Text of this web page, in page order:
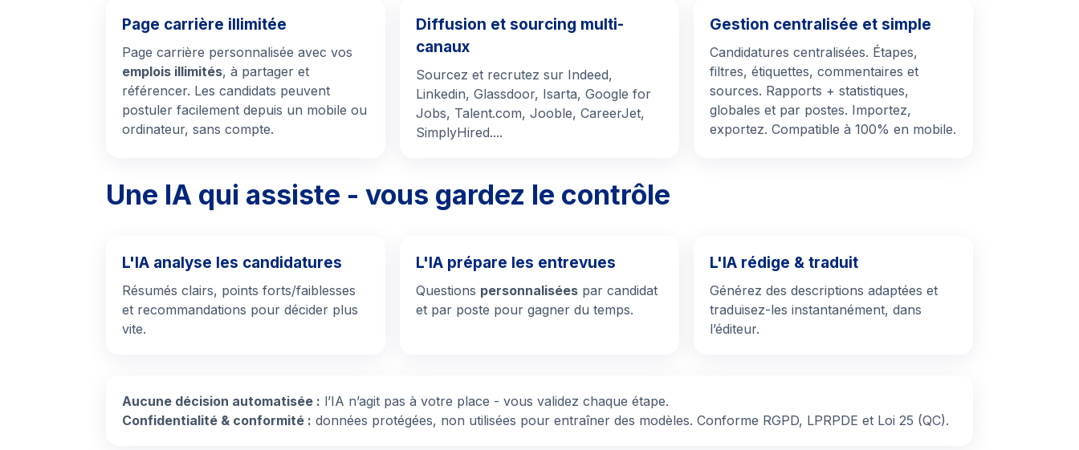
Page carrière illimitée
Page carrière personnalisée avec vos
emplois illimités, à partager et
référencer. Les candidats peuvent
postuler facilement depuis un mobile ou
ordinateur, sans compte.
Diffusion et sourcing multi-
canaux
Sourcez et recrutez sur Indeed,
Linkedin, Glassdoor, Isarta, Google for
Jobs, Talent.com, Jooble, CareerJet,
SimplyHired....
Gestion centralisée et simple
Candidatures centralisées. Étapes,
filtres, étiquettes, commentaires et
sources. Rapports + statistiques,
globales et par postes. Importez,
exportez. Compatible à 100% en mobile.
Une IA qui assiste - vous gardez le contrôle
L'IA analyse les candidatures
Résumés clairs, points forts/faiblesses
et recommandations pour décider plus
vite.
L'IA prépare les entrevues
Questions personnalisées par candidat
et par poste pour gagner du temps.
L'IA rédige & traduit
Générez des descriptions adaptées et
traduisez-les instantanément, dans
l’éditeur.
Aucune décision automatisée : l’IA n’agit pas à votre place - vous validez chaque étape.
Confidentialité & conformité : données protégées, non utilisées pour entraîner des modèles. Conforme RGPD, LPRPDE et Loi 25 (QC).